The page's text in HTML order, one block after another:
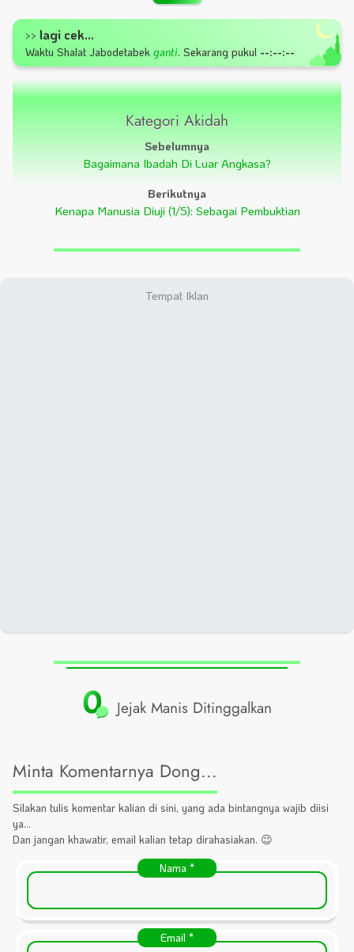
>> lagi cek...
Waktu Shalat Jabodetabek ganti. Sekarang pukul --:--:--
Kategori Akidah
Sebelumnya
Bagaimana Ibadah Di Luar Angkasa?
Berikutnya
Kenapa Manusia Diuji (1/5): Sebagai Pembuktian
0 Jejak Manis Ditinggalkan
Minta Komentarnya Dong...
Silakan tulis komentar kalian di sini, yang ada bintangnya wajib diisi
ya...
Dan jangan khawatir, email kalian tetap dirahasiakan. 😉
Nama *
Email *